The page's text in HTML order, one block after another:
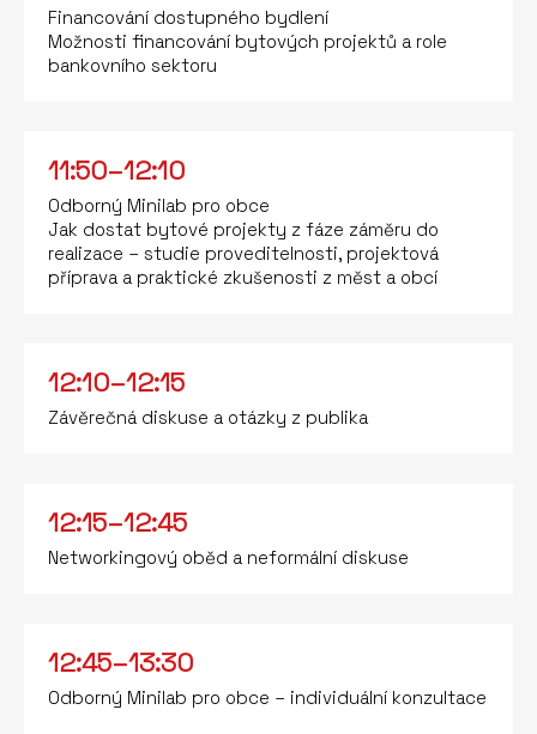
Financování dostupného bydlení
Možnosti financování bytových projektů a role
bankovního sektoru
11:50–12:10
Odborný Minilab pro obce
Jak dostat bytové projekty z fáze záměru do
realizace – studie proveditelnosti, projektová
příprava a praktické zkušenosti z měst a obcí
12:10–12:15
Závěrečná diskuse a otázky z publika
12:15–12:45
Networkingový oběd a neformální diskuse
12:45–13:30
Odborný Minilab pro obce – individuální konzultace